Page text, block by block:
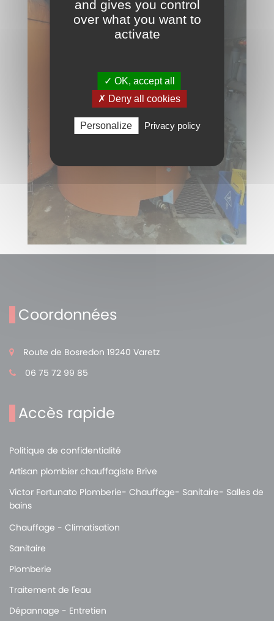
Coordonnées
Route de Bosredon 19240 Varetz
06 75 72 99 85
Accès rapide
Politique de confidentialité
Artisan plombier chauffagiste Brive
Victor Fortunato Plomberie- Chauffage- Sanitaire- Salles de
bains
Chauffage - Climatisation
Sanitaire
Plomberie
Traitement de l'eau
Dépannage - Entretien
and gives you control
over what you want to
activate
✓ OK, accept all
✗ Deny all cookies
Personalize Privacy policy